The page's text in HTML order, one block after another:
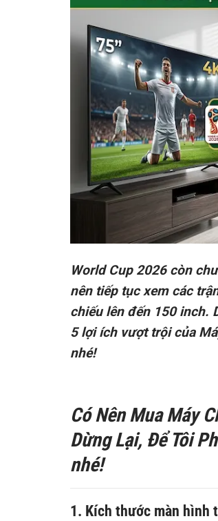
World Cup 2026 còn
nên tiếp tục xem các
chiếu lên đến 150 inch.
5 lợi ích vượt trội của
nhé!
Có Nên Mua Máy
Dừng Lại, Để Tôi
nhé!
1. Kích thước màn hình